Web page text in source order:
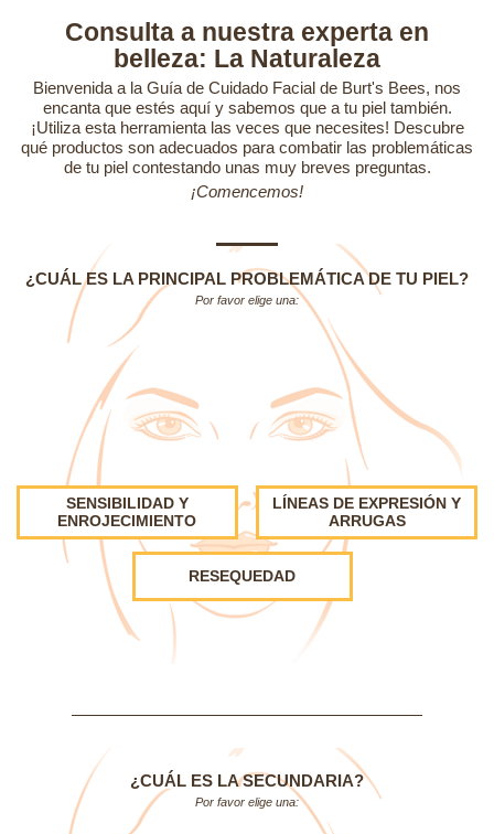
Consulta a nuestra experta en
belleza: La Naturaleza
Bienvenida a la Guía de Cuidado Facial de Burt's Bees, nos
encanta que estés aquí y sabemos que a tu piel también.
¡Utiliza esta herramienta las veces que necesites! Descubre
qué productos son adecuados para combatir las problemáticas
de tu piel contestando unas muy breves preguntas.
¡Comencemos!
¿CUÁL ES LA PRINCIPAL PROBLEMÁTICA DE TU PIEL?
Por favor elige una:
SENSIBILIDAD Y
ENROJECIMIENTO
LÍNEAS DE EXPRESIÓN Y
ARRUGAS
RESEQUEDAD
¿CUÁL ES LA SECUNDARIA?
Por favor elige una: